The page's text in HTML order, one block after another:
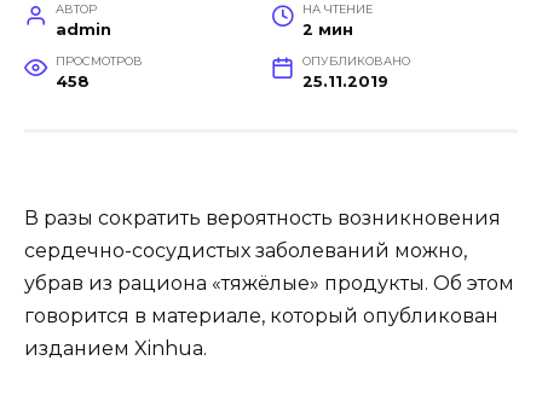
АВТОР
admin
НА ЧТЕНИЕ
2 мин
ПРОСМОТРОВ
458
ОПУБЛИКОВАНО
25.11.2019
В разы сократить вероятность возникновения
сердечно-сосудистых заболеваний можно,
убрав из рациона «тяжёлые» продукты. Об этом
говорится в материале, который опубликован
изданием Xinhua.